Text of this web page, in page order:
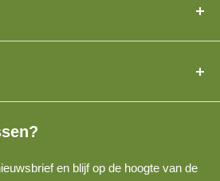
met track & trace!
en blijf op de hoogte van de
modelspoorbanen